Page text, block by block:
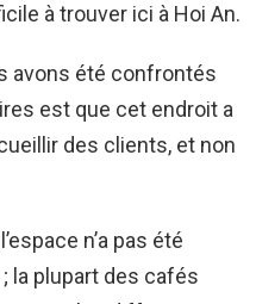
à trouver ici à Hoi An.
avons été confrontés
est que cet endroit a
des clients, et non
n’a pas été
la plupart des cafés